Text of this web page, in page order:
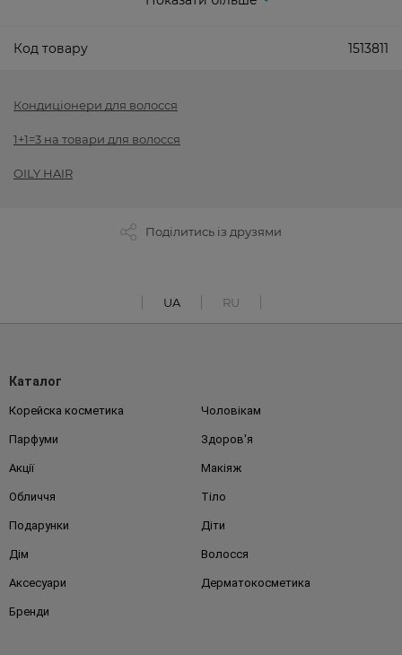
Код товару 1513811
Кондиціонери для волосся
1+1=3 на товари для волосся
OILY HAIR
Поділитись із друзями
UA RU
Каталог
Корейска косметика Чоловікам
Парфуми Здоров'я
Акції Макіяж
Обличчя Тіло
Подарунки Діти
Дім Волосся
Аксесуари Дерматокосметика
Бренди